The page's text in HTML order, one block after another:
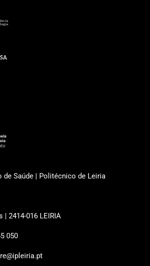
de Saúde | Politécnico de Leiria
| 2414-016 LEIRIA
050